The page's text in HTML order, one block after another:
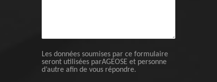
Les données soumises par ce formulaire
seront utilisées parAGEOSE et personne
d’autre afin de vous répondre.